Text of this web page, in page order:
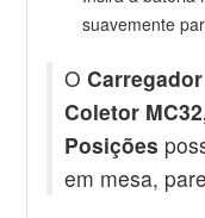
suavemente
O
Coletor
Posições
em mesa,